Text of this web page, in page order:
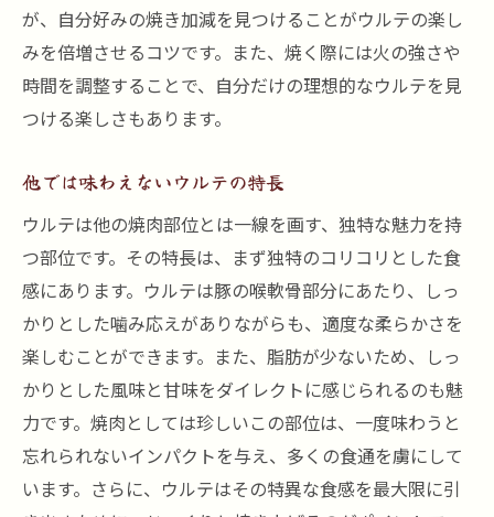
が、自分好みの焼き加減を見つけることがウルテの楽し
みを倍増させるコツです。また、焼く際には火の強さや
時間を調整することで、自分だけの理想的なウルテを見
つける楽しさもあります。
他では味わえないウルテの特長
ウルテは他の焼肉部位とは一線を画す、独特な魅力を持
つ部位です。その特長は、まず独特のコリコリとした食
感にあります。ウルテは豚の喉軟骨部分にあたり、しっ
かりとした噛み応えがありながらも、適度な柔らかさを
楽しむことができます。また、脂肪が少ないため、しっ
かりとした風味と甘味をダイレクトに感じられるのも魅
力です。焼肉としては珍しいこの部位は、一度味わうと
忘れられないインパクトを与え、多くの食通を虜にして
います。さらに、ウルテはその特異な食感を最大限に引